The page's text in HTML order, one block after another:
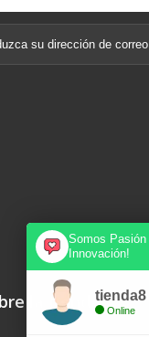
la tienda
Somos Pasión
Innovación!
Online